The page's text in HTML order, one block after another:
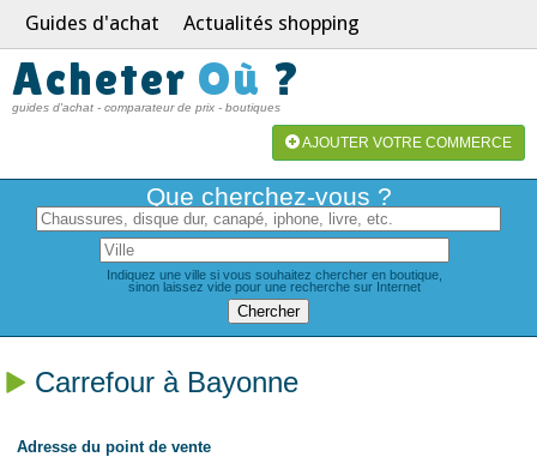
Guides d'achat Actualités shopping
Acheter Où ?
guides d'achat - comparateur de prix - boutiques
AJOUTER VOTRE COMMERCE
Que cherchez-vous ?
Indiquez une ville si vous souhaitez chercher en boutique,
sinon laissez vide pour une recherche sur Internet
Carrefour à Bayonne
Adresse du point de vente